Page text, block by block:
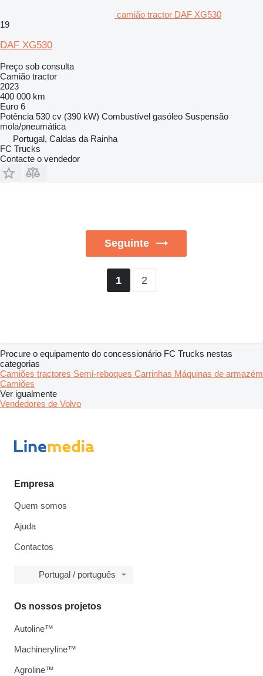
camião tractor DAF XG530
19
DAF XG530
Preço sob consulta
Camião tractor
2023
400 000 km
Euro 6
Potência 530 cv (390 kW) Combustível gasóleo Suspensão
mola/pneumática
Portugal, Caldas da Rainha
FC Trucks
Contacte o vendedor
Seguinte
1 2
Procure o equipamento do concessionário FC Trucks nestas
categorias
Camiões tractores Semi-reboques Carrinhas Máquinas de armazém
Camiões
Ver igualmente
Vendedores de Volvo
Empresa
Quem somos
Ajuda
Contactos
Portugal / português
Os nossos projetos
Autoline™
Machineryline™
Agroline™